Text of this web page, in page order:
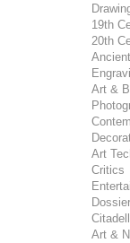
19th
20th
Art &
Art
Critics
Art &